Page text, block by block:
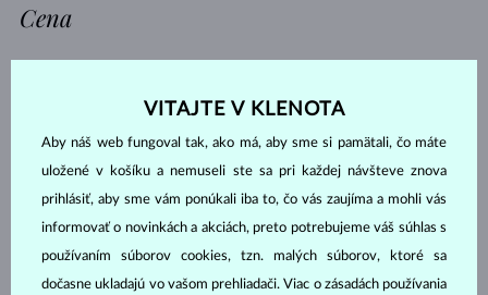
Cena
Výbrus
GUĽATÝ
SMARAGD PRINCES
TRILLION SRDCE
VITAJTE V KLENOTA
Aby náš web fungoval tak, ako má, aby sme si pamätali, čo máte
uložené v košíku a nemuseli ste sa pri každej návšteve znova
prihlásiť, aby sme vám ponúkali iba to, čo vás zaujíma a mohli vás
informovať o novinkách a akciách, preto potrebujeme váš súhlas s
používaním súborov cookies, tzn. malých súborov, ktoré sa
dočasne ukladajú vo vašom prehliadači. Viac o zásadách používania